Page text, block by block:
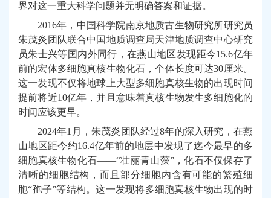
界对这一重大科学问题并无明确答案和证据。
2016年，中国科学院南京地质古生物研究所研究员
朱茂炎团队联合中国地质调查局天津地质调查中心研究
员朱士兴等国内外同行，在燕山地区发现距今15.6亿年
前的宏体多细胞真核生物化石，个体长度可达30厘米。
这一发现不仅将地球上大型多细胞真核生物的出现时间
提前将近10亿年，并且意味着真核生物发生多细胞化的
时间应该更早。
2024年1月，朱茂炎团队经过8年的深入研究，在燕
山地区距今约16.4亿年前的地层中发现了迄今最早的多
细胞真核生物化石——“壮丽青山藻”，化石不仅保存了
清晰的细胞结构，而且部分细胞内含有可能的繁殖细
胞“孢子”等结构。这一发现将多细胞真核生物出现的时